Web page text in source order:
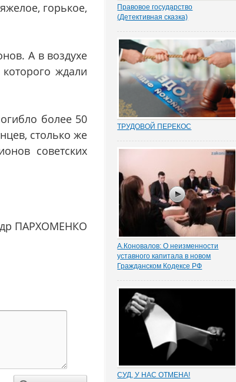
горькое,
А в воздухе
ждали
более 50
столько же
советских
ПАРХОМЕНКО
Правовое государство
(Детективная сказка)
надругался над покойной. Не ты? -
грозно спросил Воевода.
Добрыня исподлобья бросил на
Воеводу удивлённый взгляд.
- Я был...
ТРУДОВОЙ ПЕРЕКОС
стороны – работника вот уже
почти 15 лет является одним из
общих мест правосудия. Причем,
зафиксированным
непосредственно в нормах закона.
Например,...
А.Коновалов: О неизменности
уставного капитала в новом
Гражданском Кодексе РФ
прокомментировал отказ
законодательно увеличить размер
уставного капитала для
юридических лиц в новой редакции
СУД, У НАС ОТМЕНА!